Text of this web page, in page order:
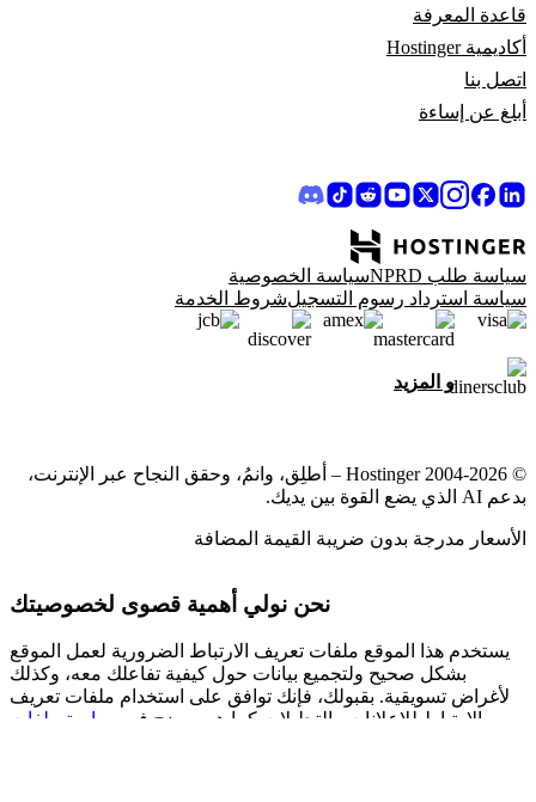
قاعدة المعرفة
أكاديمية Hostinger
اتصل بنا
أبلغ عن إساءة
سياسة طلب NPRD
سياسة الخصوصية
سياسة استرداد رسوم التسجيلشروط الخدمة
و المزيد
© 2004-2026 Hostinger – أطلِق، وانمُ، وحقق النجاح عبر الإنترنت،
بدعم AI الذي يضع القوة بين يديك.
الأسعار مدرجة بدون ضريبة القيمة المضافة
نحن نولي أهمية قصوى لخصوصيتك
يستخدم هذا الموقع ملفات تعريف الارتباط الضرورية لعمل الموقع
بشكل صحيح ولتجميع بيانات حول كيفية تفاعلك معه، وكذلك
لأغراض تسويقية. بقبولك، فإنك توافق على استخدام ملفات تعريف
الارتباط للإعلانات والتحليلات كما هو موضح في
سياسة ملفات